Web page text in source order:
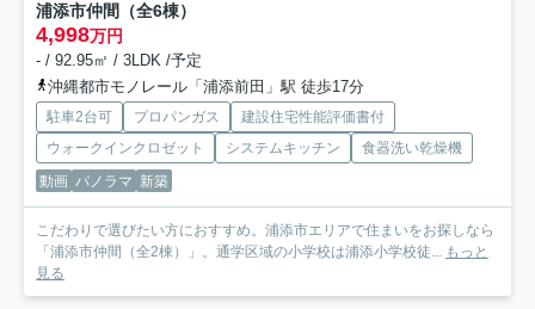
浦添市仲間（全6棟）
4,998万円
- / 92.95㎡ / 3LDK /予定
沖縄都市モノレール「浦添前田」駅 徒歩17分
駐車2台可 プロパンガス
建設住宅性能評価書付
ウォークインクロゼット
システムキッチン
食器洗い乾燥機
動画 パノラマ 新築
こだわりで選びたい方におすすめ。浦添市エリアで住まいをお探しなら
「浦添市仲間（全2棟）」。通学区域の小学校は浦添小学校徒... もっと
見る